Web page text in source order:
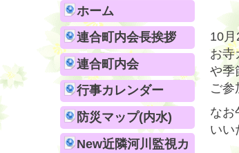
ホーム
連合町内会長挨拶
連合町内会
行事カレンダー
防災マップ(内水)
New近隣河川監視カ
10
お寺
や季
ご参
なお
いい